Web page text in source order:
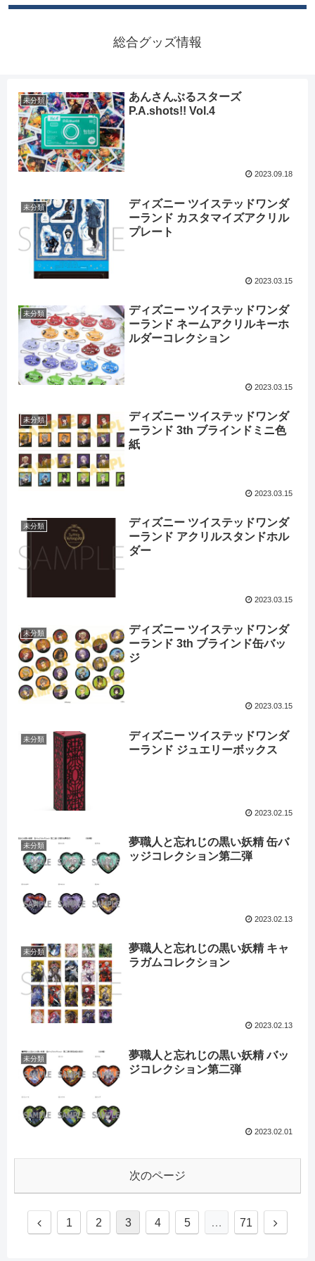
総合グッズ情報
未分類
あんさんぶるスターズ
P.A.shots!! Vol.4
2023.09.18
未分類
ディズニー ツイステッドワンダ
ーランド カスタマイズアクリル
プレート
2023.03.15
未分類
ディズニー ツイステッドワンダ
ーランド ネームアクリルキーホ
ルダーコレクション
2023.03.15
未分類
ディズニー ツイステッドワンダ
ーランド 3th ブラインドミニ色
紙
2023.03.15
未分類
ディズニー ツイステッドワンダ
ーランド アクリルスタンドホル
ダー
2023.03.15
未分類
ディズニー ツイステッドワンダ
ーランド 3th ブラインド缶バッ
ジ
2023.03.15
未分類
ディズニー ツイステッドワンダ
ーランド ジュエリーボックス
2023.02.15
未分類
夢職人と忘れじの黒い妖精 缶バ
ッジコレクション第二弾
2023.02.13
未分類
夢職人と忘れじの黒い妖精 キャ
ラガムコレクション
2023.02.13
未分類
夢職人と忘れじの黒い妖精 バッ
ジコレクション第二弾
2023.02.01
次のページ
1 2 3 4 5 … 71